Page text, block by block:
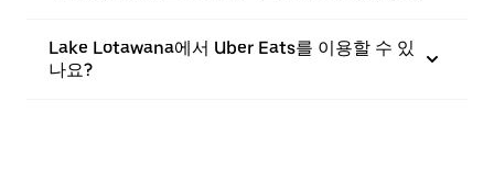
Lake Lotawana에서 Uber Eats를 이용할 수 있
나요?